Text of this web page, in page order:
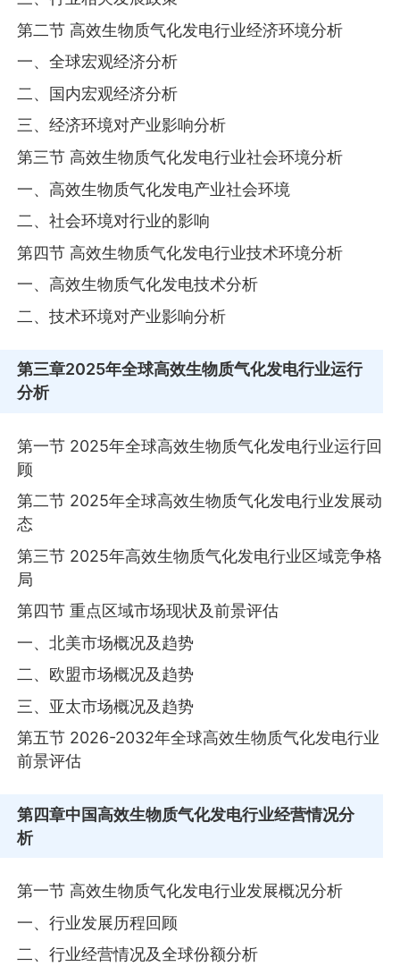
第二节 高效生物质气化发电行业经济环境分析
一、全球宏观经济分析
二、国内宏观经济分析
三、经济环境对产业影响分析
第三节 高效生物质气化发电行业社会环境分析
一、高效生物质气化发电产业社会环境
二、社会环境对行业的影响
第四节 高效生物质气化发电行业技术环境分析
一、高效生物质气化发电技术分析
二、技术环境对产业影响分析
第三章2025年全球高效生物质气化发电行业运行
分析
第一节 2025年全球高效生物质气化发电行业运行回
顾
第二节 2025年全球高效生物质气化发电行业发展动
态
第三节 2025年高效生物质气化发电行业区域竞争格
局
第四节 重点区域市场现状及前景评估
一、北美市场概况及趋势
二、欧盟市场概况及趋势
三、亚太市场概况及趋势
第五节 2026-2032年全球高效生物质气化发电行业
前景评估
第四章中国高效生物质气化发电行业经营情况分
析
第一节 高效生物质气化发电行业发展概况分析
一、行业发展历程回顾
二、行业经营情况及全球份额分析